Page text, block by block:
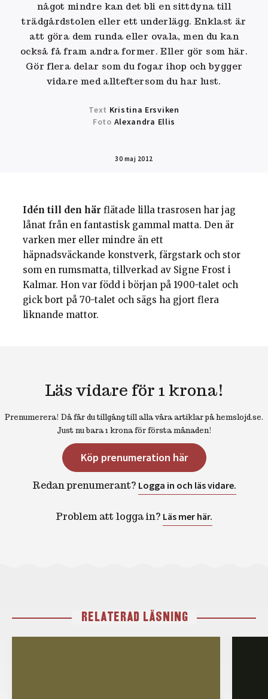
något mindre kan det bli en sittdyna till
trädgårdstolen eller ett underlägg. Enklast är
att göra dem runda eller ovala, men du kan
också få fram andra former. Eller gör som här.
Gör flera delar som du fogar ihop och bygger
vidare med allteftersom du har lust.
Text Kristina Ersviken
Foto Alexandra Ellis
30 maj 2012
Idén till den här flätade lilla trasrosen har jag
lånat från en fantastisk gammal matta. Den är
varken mer eller mindre än ett
häpnadsväckande konstverk, färgstark och stor
som en rumsmatta, tillverkad av Signe Frost i
Kalmar. Hon var född i början på 1900-talet och
gick bort på 70-talet och sägs ha gjort flera
liknande mattor.
Läs vidare för 1 krona!
Prenumerera! Då får du tillgång till alla våra artiklar på hemslojd.se.
Just nu bara 1 krona för första månaden!
Köp prenumeration här
Redan prenumerant? Logga in och läs vidare.
Problem att logga in? Läs mer här.
RELATERAD LÄSNING